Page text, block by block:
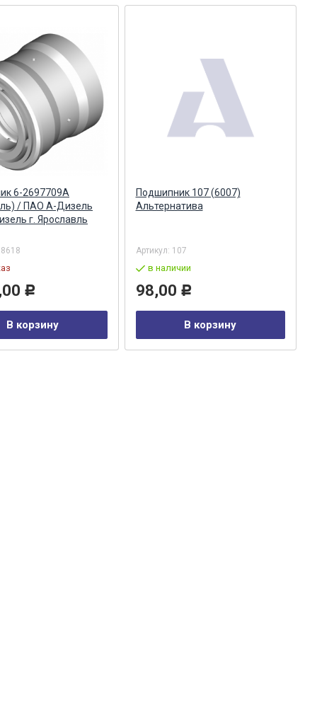
6-2697709А
/ ПАО А-Дизель
г. Ярославль
Р
В корзину
Подшипник 107 (6007)
Альтернатива
Артикул: 107
в наличии
98,00 Р
В корзину